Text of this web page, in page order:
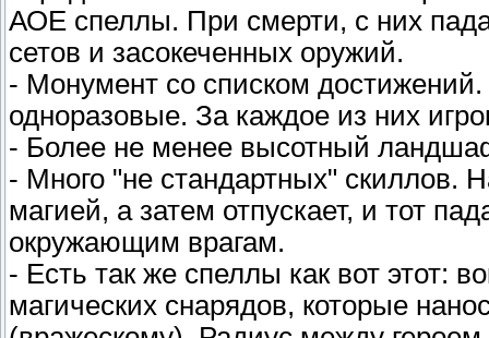
АОЕ спеллы. При смерти, с них
сетов и засокеченных оружий.
- Монумент со списком
одноразовые. За каждое из них
- Более не менее высотный
- Много "не стандартных" скиллов.
магией, а затем отпускает, и тот
окружающим врагам.
- Есть так же спеллы как вот этот:
магических снарядов, которые